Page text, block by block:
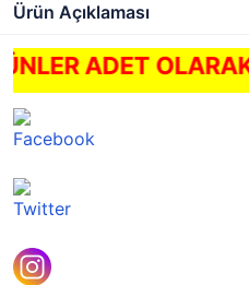
Ürün Açıklaması
ADET